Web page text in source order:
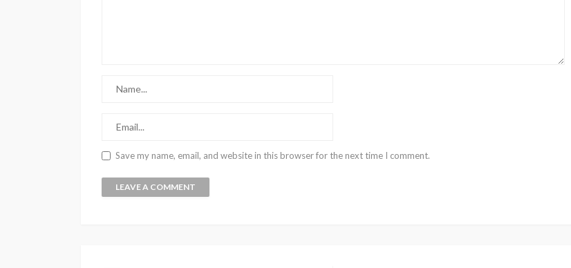
Save my name, email, and website in this browser for the next time I comment.